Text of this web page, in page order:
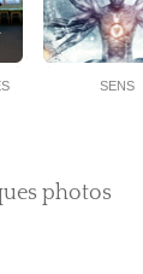
SENS
photos